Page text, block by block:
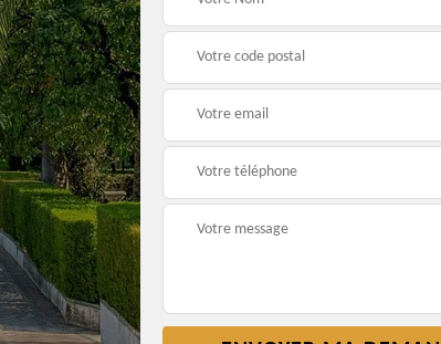
Taille de haie 56 Abattage d'arbres 56